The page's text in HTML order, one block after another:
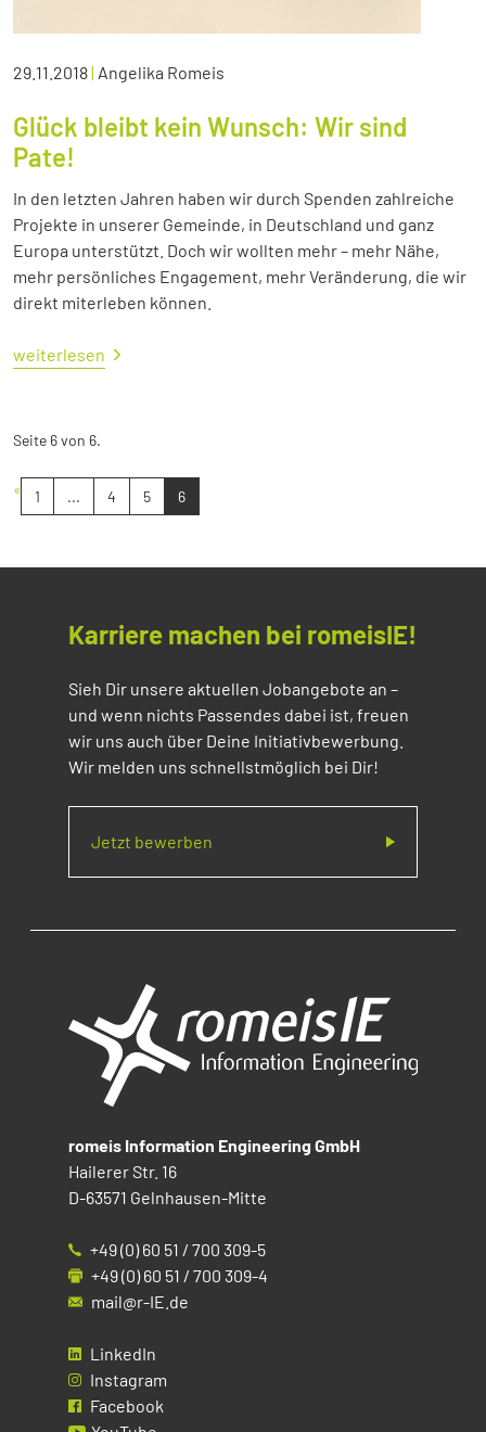
29.11.2018| Angelika Romeis
Glück bleibt kein Wunsch: Wir sind
Pate!
In den letzten Jahren haben wir durch Spenden zahlreiche
Projekte in unserer Gemeinde, in Deutschland und ganz
Europa unterstützt. Doch wir wollten mehr – mehr Nähe,
mehr persönliches Engagement, mehr Veränderung, die wir
direkt miterleben können.
weiterlesen
Seite 6 von 6.
« 1 ... 4 5 6
Karriere machen bei romeisIE!
Sieh Dir unsere aktuellen Jobangebote an –
und wenn nichts Passendes dabei ist, freuen
wir uns auch über Deine Initiativbewerbung.
Wir melden uns schnellstmöglich bei Dir!
Jetzt bewerben
romeis Information Engineering GmbH
Hailerer Str. 16
D-63571 Gelnhausen-Mitte
+49 (0) 60 51 / 700 309-5
+49 (0) 60 51 / 700 309-4
mail@r-IE.de
LinkedIn
Instagram
Facebook